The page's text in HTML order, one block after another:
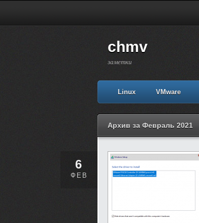
chmv
заметки
Linux VMware
Архив за Февраль 2021
6
ФЕВ